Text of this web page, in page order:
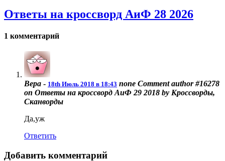
Ответы на кроссворд АиФ 28 2026
1 комментарий
Вера - 18th Июль 2018 в 18:43 none Comment author #16278
on Ответы на кроссворд АиФ 29 2018 by Кроссворды,
Сканворды
Да,уж
Ответить
Добавить комментарий